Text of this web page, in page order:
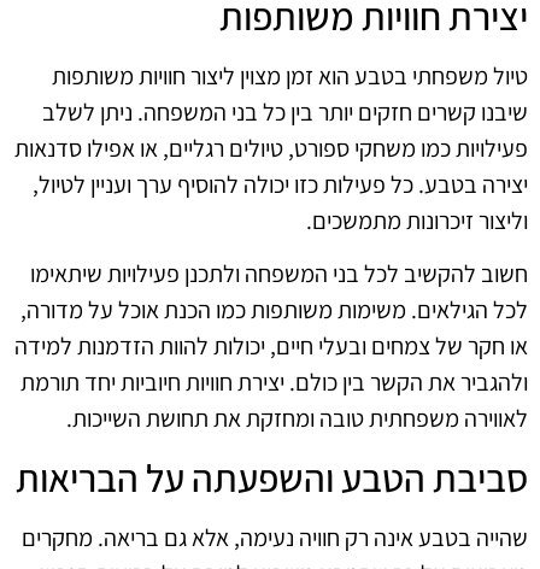
יצירת חוויות משותפות
טיול משפחתי בטבע הוא זמן מצוין ליצור חוויות משותפות
שיבנו קשרים חזקים יותר בין כל בני המשפחה. ניתן לשלב
פעילויות כמו משחקי ספורט, טיולים רגליים, או אפילו סדנאות
יצירה בטבע. כל פעילות כזו יכולה להוסיף ערך ועניין לטיול,
וליצור זיכרונות מתמשכים.
חשוב להקשיב לכל בני המשפחה ולתכנן פעילויות שיתאימו
לכל הגילאים. משימות משותפות כמו הכנת אוכל על מדורה,
או חקר של צמחים ובעלי חיים, יכולות להוות הזדמנות למידה
ולהגביר את הקשר בין כולם. יצירת חוויות חיוביות יחד תורמת
לאווירה משפחתית טובה ומחזקת את תחושת השייכות.
סביבת הטבע והשפעתה על הבריאות
שהייה בטבע אינה רק חוויה נעימה, אלא גם בריאה. מחקרים